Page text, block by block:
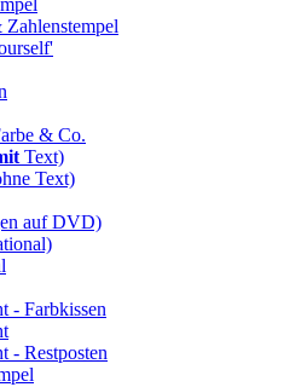
& Co.
Text)
Text)
auf DVD)
- Farbkissen
- Restposten